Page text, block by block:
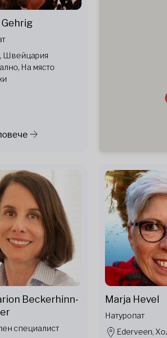
Швейцария
На място
Beckerhinn-
специалист
Marja Hevel
Натуропат
Ederveen,